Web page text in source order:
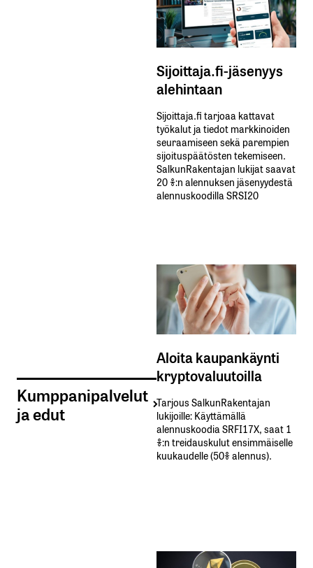
Kumppanipalvelut
ja edut
Sijoittaja.fi-jäsenyys
alehintaan
Sijoittaja.fi tarjoaa kattavat
työkalut ja tiedot markkinoiden
seuraamiseen sekä parempien
sijoituspäätösten tekemiseen.
SalkunRakentajan lukijat saavat
20 %:n alennuksen jäsenyydestä
alennuskoodilla SRSI20
Aloita kaupankäynti
kryptovaluutoilla
Tarjous SalkunRakentajan
lukijoille: Käyttämällä​ ​
alennuskoodia​ ​SRFI17X,​ ​saat​ ​1
%:n treidauskulut​ ​ensimmäiselle​ ​
kuukaudelle​ ​(50%​ ​alennus).